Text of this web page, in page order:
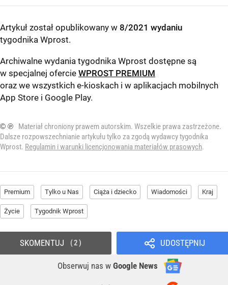
Artykuł został opublikowany w 8/2021 wydaniu
tygodnika Wprost.
Archiwalne wydania tygodnika Wprost dostępne są
w specjalnej ofercie WPROST PREMIUM
oraz we wszystkich e-kioskach i w aplikacjach mobilnych
App Store i Google Play.
© ℗
Materiał chroniony prawem autorskim. Wszelkie prawa zastrzeżone.
Dalsze rozpowszechnianie artykułu tylko za zgodą wydawcy tygodnika
Wprost. Regulamin i warunki licencjonowania materiałów prasowych.
Premium Tylko u Nas Ciąża i dziecko Wiadomości Kraj
Życie Tygodnik Wprost
UDOSTĘPNIJ
Obserwuj nas w Google News
SKOMENTUJ 2